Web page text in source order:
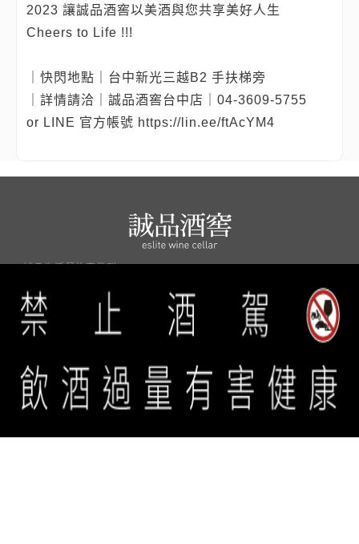
2023 讓誠品酒窖以美酒與您共享美好人生
Cheers to Life !!!
｜快閃地點｜台中新光三越B2 手扶梯旁
｜詳情請洽｜誠品酒窖台中店｜04-3609-5755
or LINE 官方帳號 https://lin.ee/ftAcYM4
誠品生活餐旅事業群 copyright © 2026 eslite spectrum all rights